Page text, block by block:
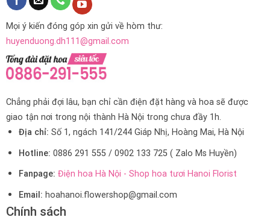
Mọi ý kiến đóng góp xin gửi về hòm thư:
huyenduong.dh111@gmail.com
Chẳng phải đợi lâu, bạn chỉ cần điện đặt hàng và hoa sẽ được
giao tận nơi trong nội thành Hà Nội trong chưa đầy 1h.
Địa chỉ: Số 1, ngách 141/244 Giáp Nhị, Hoàng Mai, Hà Nội
Hotline: 0886 291 555 / 0902 133 725 ( Zalo Ms Huyền)
Fanpage: Điện hoa Hà Nội - Shop hoa tươi Hanoi Florist
Email: hoahanoi.flowershop@gmail.com
Chính sách